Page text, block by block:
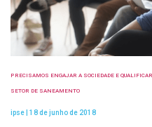
PRECISAMOS ENGAJAR A SOCIEDADE E
SETOR DE SANEAMENTO
ipse 18 de junho de 2018